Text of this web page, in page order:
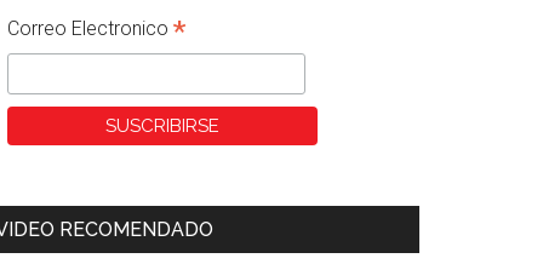
Correo Electronico *
RECOMENDADO